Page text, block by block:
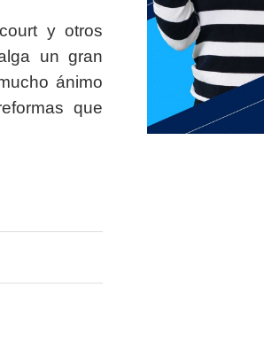
y otros
un gran
ánimo
que